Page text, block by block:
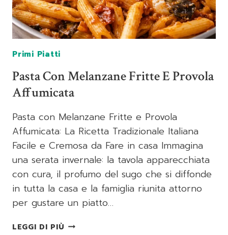
Primi Piatti
Pasta Con Melanzane Fritte E Provola
Affumicata
Pasta con Melanzane Fritte e Provola
Affumicata: La Ricetta Tradizionale Italiana
Facile e Cremosa da Fare in casa Immagina
una serata invernale: la tavola apparecchiata
con cura, il profumo del sugo che si diffonde
in tutta la casa e la famiglia riunita attorno
per gustare un piatto…
LEGGI DI PIÙ PASTA